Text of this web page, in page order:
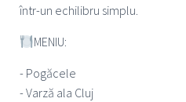
într-un echilibru simplu.
MENIU:
- Pogăcele
- Varză ala Cluj